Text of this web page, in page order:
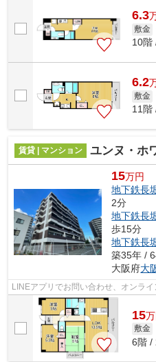
6.3
敷金
10階
6.2
敷金
11階
賃貸 | マンション ユンヌ・ホ
15万円
地下鉄長
2分
地下鉄長
歩15分
地下鉄長
築35年 /
大阪府大
LINEアプリでお問い合わせ、オンライ
15万
敷金
6階 /